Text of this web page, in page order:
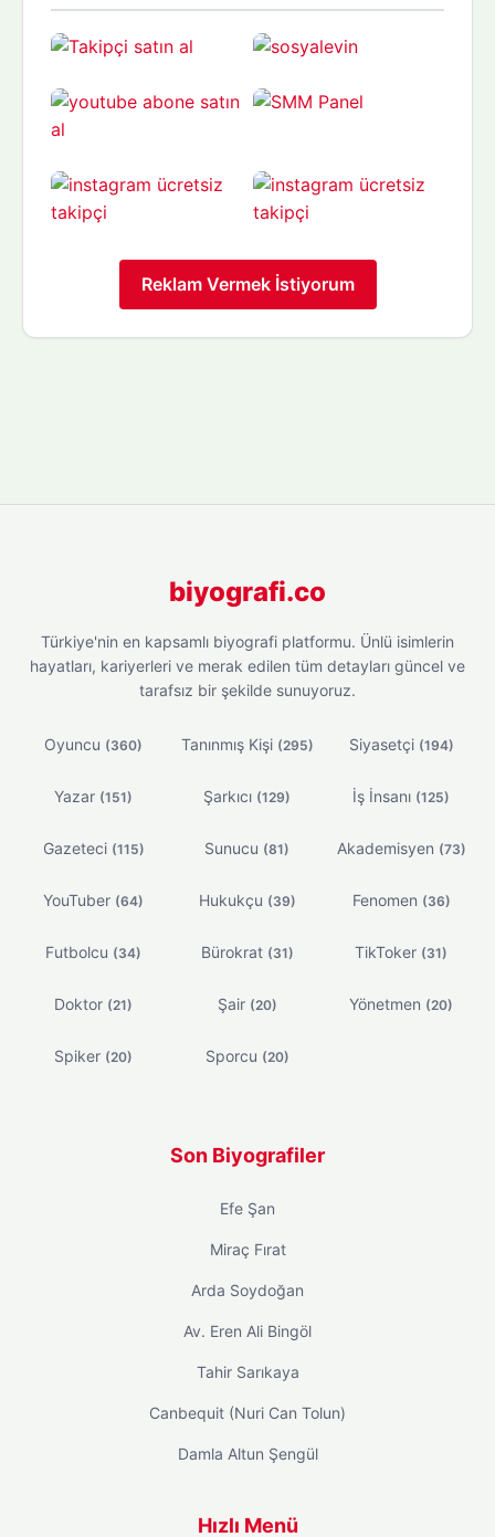
Reklam Vermek İstiyorum
biyografi.co
Türkiye'nin en kapsamlı biyografi platformu. Ünlü isimlerin
hayatları, kariyerleri ve merak edilen tüm detayları güncel ve
tarafsız bir şekilde sunuyoruz.
Oyuncu (360) Tanınmış Kişi (295) Siyasetçi (194)
Yazar (151) Şarkıcı (129) İş İnsanı (125)
Gazeteci (115) Sunucu (81) Akademisyen (73)
YouTuber (64) Hukukçu (39) Fenomen (36)
Futbolcu (34) Bürokrat (31) TikToker (31)
Doktor (21) Şair (20) Yönetmen (20)
Spiker (20) Sporcu (20)
Son Biyografiler
Efe Şan
Miraç Fırat
Arda Soydoğan
Av. Eren Ali Bingöl
Tahir Sarıkaya
Canbequit (Nuri Can Tolun)
Damla Altun Şengül
Hızlı Menü